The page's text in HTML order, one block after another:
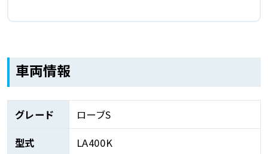
車両情報
グレード
ローブS
型式
LA400K